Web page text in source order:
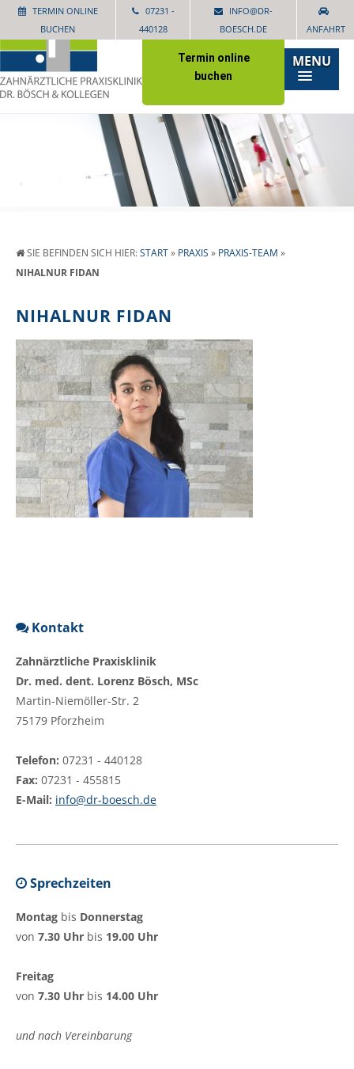
TERMIN ONLINE
BUCHEN
07231 -
440128
INFO@DR-
BOESCH.DE
ANFAHRT
Termin online
buchen
MENU
SIE BEFINDEN SICH HIER:START» PRAXIS » PRAXIS-TEAM »
NIHALNUR FIDAN
NIHALNUR FIDAN
Kontakt
Zahnärztliche Praxisklinik
Dr. med. dent. Lorenz Bösch, MSc
Martin-Niemöller-Str. 2
75179 Pforzheim
Telefon: 07231 - 440128
Fax: 07231 - 455815
E-Mail: info@dr-boesch.de
Sprechzeiten
Montag bis Donnerstag
von 7.30 Uhr bis 19.00 Uhr
Freitag
von 7.30 Uhr bis 14.00 Uhr
und nach Vereinbarung